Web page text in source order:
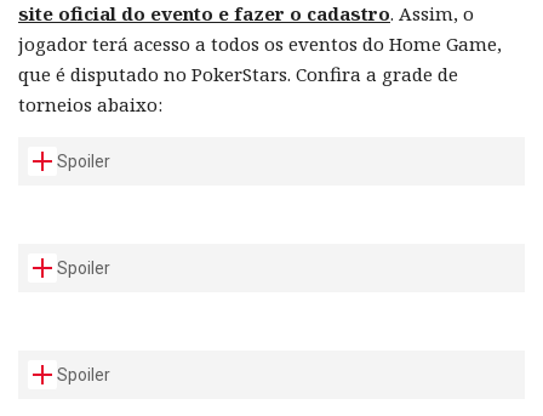
site oficial do evento e fazer o cadastro. Assim, o
jogador terá acesso a todos os eventos do Home Game,
que é disputado no PokerStars. Confira a grade de
torneios abaixo:
Spoiler
Spoiler
Spoiler